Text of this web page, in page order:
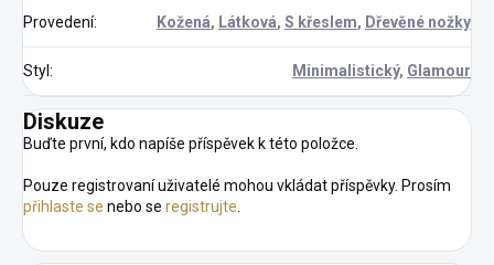
Provedení: Kožená, Látková, S křeslem, Dřevěné nožky
Styl: Minimalistický, Glamour
Diskuze
Buďte první, kdo napíše příspěvek k této položce.
Pouze registrovaní uživatelé mohou vkládat příspěvky. Prosím
přihlaste se nebo se registrujte